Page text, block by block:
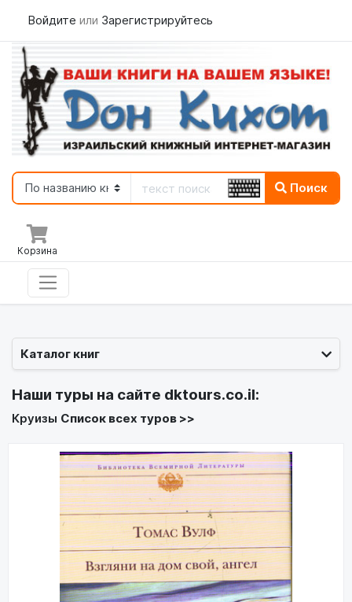
Войдите или Зарегистрируйтесь
Поиск
Корзина
Каталог книг
Наши туры на сайте dktours.co.il:
Круизы Список всех туров >>